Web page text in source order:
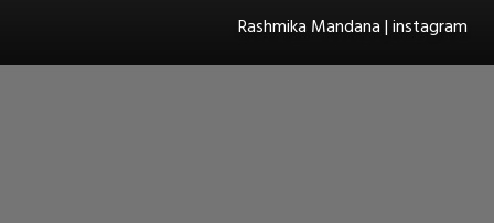
Rashmika Mandana | instagram